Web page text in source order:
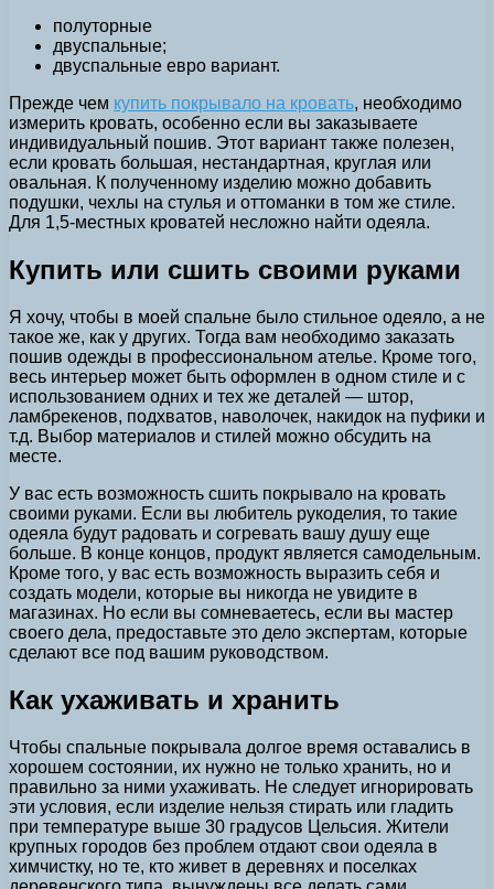
полуторные
двуспальные;
двуспальные евро вариант.
Прежде чем купить покрывало на кровать, необходимо
измерить кровать, особенно если вы заказываете
индивидуальный пошив. Этот вариант также полезен,
если кровать большая, нестандартная, круглая или
овальная. К полученному изделию можно добавить
подушки, чехлы на стулья и оттоманки в том же стиле.
Для 1,5-местных кроватей несложно найти одеяла.
Купить или сшить своими руками
Я хочу, чтобы в моей спальне было стильное одеяло, а не
такое же, как у других. Тогда вам необходимо заказать
пошив одежды в профессиональном ателье. Кроме того,
весь интерьер может быть оформлен в одном стиле и с
использованием одних и тех же деталей — штор,
ламбрекенов, подхватов, наволочек, накидок на пуфики и
т.д. Выбор материалов и стилей можно обсудить на
месте.
У вас есть возможность сшить покрывало на кровать
своими руками. Если вы любитель рукоделия, то такие
одеяла будут радовать и согревать вашу душу еще
больше. В конце концов, продукт является самодельным.
Кроме того, у вас есть возможность выразить себя и
создать модели, которые вы никогда не увидите в
магазинах. Но если вы сомневаетесь, если вы мастер
своего дела, предоставьте это дело экспертам, которые
сделают все под вашим руководством.
Как ухаживать и хранить
Чтобы спальные покрывала долгое время оставались в
хорошем состоянии, их нужно не только хранить, но и
правильно за ними ухаживать. Не следует игнорировать
эти условия, если изделие нельзя стирать или гладить
при температуре выше 30 градусов Цельсия. Жители
крупных городов без проблем отдают свои одеяла в
химчистку, но те, кто живет в деревнях и поселках